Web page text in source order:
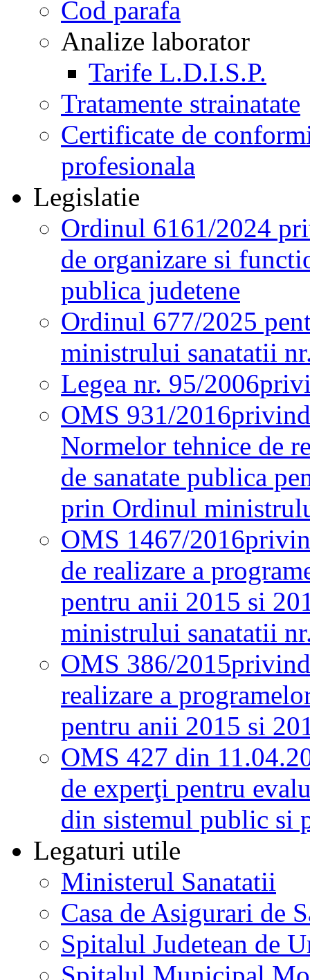
Cod parafa
Analize laborator
Tarife L.D.I.S.P.
Tratamente strainatate
Certificate de
profesionala
Legislatie
Ordinul 6161/2024
de organizare si
publica judetene
Ordinul 677/2025
ministrului sanatatii
Legea nr. 95/2006
OMS 931/2016
Normelor tehnice de
de sanatate publica
prin Ordinul
OMS 1467/2016
de realizare a
pentru anii 2015 si
ministrului sanatatii
OMS 386/2015
realizare a
pentru anii 2015 si
OMS 427 din
de experţi pentru
din sistemul public si
Legaturi utile
Ministerul Sanatatii
Casa de Asigurari de
Spitalul Judetean de